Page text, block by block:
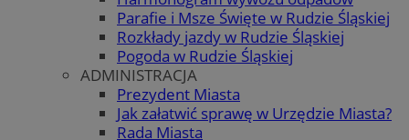
Parafie i Msze Święte w Rudzie Śląskiej
Rozkłady jazdy w Rudzie Śląskiej
Pogoda w Rudzie Śląskiej
ADMINISTRACJA
Prezydent Miasta
Jak załatwić sprawę w Urzędzie Miasta?
Rada Miasta